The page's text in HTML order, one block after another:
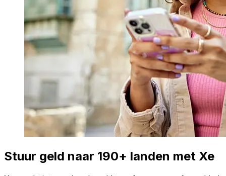
Stuur geld naar 190+ landen met Xe